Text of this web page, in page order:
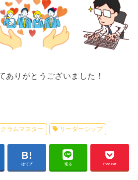
ありがとうございました！
クラムマスター リーダーシップ
はてブ 送る Pocket